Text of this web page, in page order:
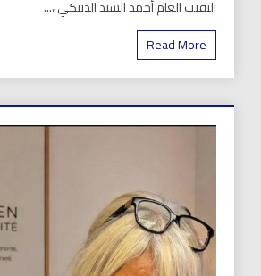
النقيب العام أحمد السيد الدبيكي ،...
Read More